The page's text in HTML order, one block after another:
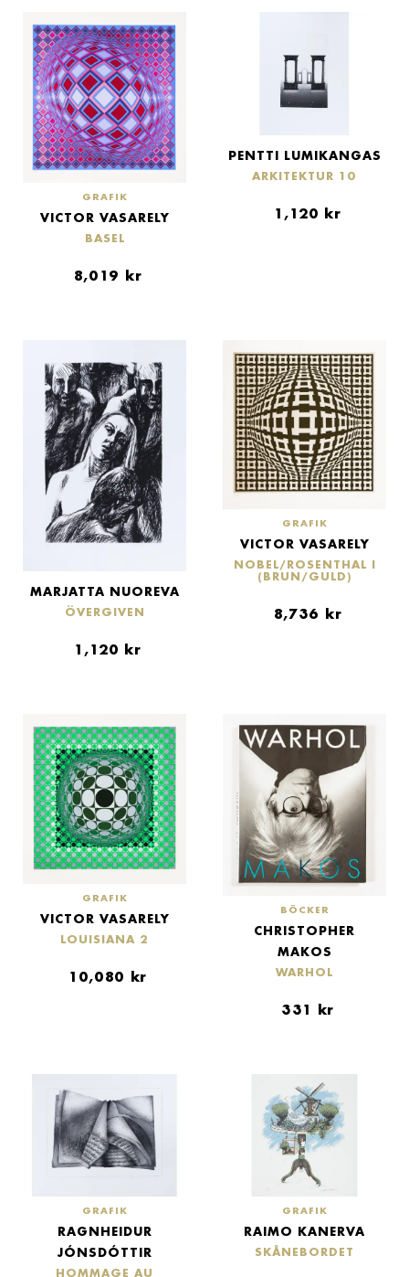
GRAFIK
VICTOR VASARELY
BASEL
8,019 kr
PENTTI LUMIKANGAS
ARKITEKTUR 10
1,120 kr
MARJATTA NUOREVA
ÖVERGIVEN
1,120 kr
GRAFIK
VICTOR VASARELY
NOBEL/ROSENTHAL I
(BRUN/GULD)
8,736 kr
GRAFIK
VICTOR VASARELY
LOUISIANA 2
10,080 kr
BÖCKER
CHRISTOPHER
MAKOS
WARHOL
331 kr
GRAFIK
RAGNHEIDUR
JÓNSDÓTTIR
HOMMAGE AU
GRAFIK
RAIMO KANERVA
SKÅNEBORDET